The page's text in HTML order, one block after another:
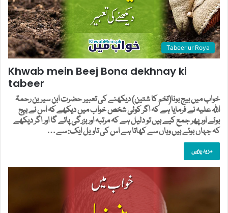
Tabeer ur Roya
Khwab mein Beej Bona dekhnay ki
tabeer
خواب میں بیج بونا(تخم کا شتین) دیکھنے کی تعبیر حضرت ابن سیرین رحمۃ
اللہ علیہ نے فرمایا ہے کہ اگر کوئی شخص خواب میں دیکھے کہ اس نے بیج
بوئے اور پھر جمع کیے ہیں تو دلیل ہے کہ مرتبہ اور بزرگی پائے گا اور اگر دیکھے
کہ جہاں بوئے ہیں وہاں سے کھاتا ہے اس کی تاویل ایک: سے…
مزید پڑہیں